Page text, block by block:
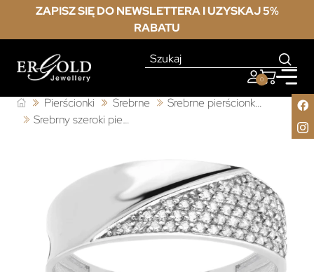
ZAPISZ SIĘ DO NEWSLETTERA I UZYSKAJ 5%
RABATU
0
Pierścionki Srebrne
Srebrne pierścionki z cyrkonią
Srebrny szeroki pierścionek obrączka